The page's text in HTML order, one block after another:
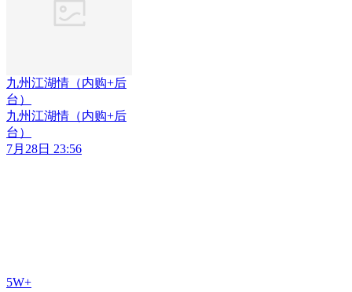
九州江湖情（内购+后
台）
九州江湖情（内购+后
台）
7月28日 23:56
5W+